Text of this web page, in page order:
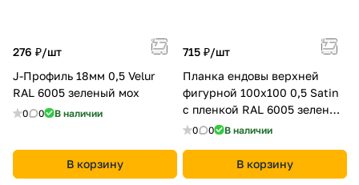
276 ₽/шт
J-Профиль 18мм 0,5 Velur
RAL 6005 зеленый мох
0 0 В наличии
В корзину
715 ₽/шт
Планка ендовы верхней
фигурной 100x100 0,5 Satin
с пленкой RAL 6005 зеленый
мох
0 0 В наличии
В корзину